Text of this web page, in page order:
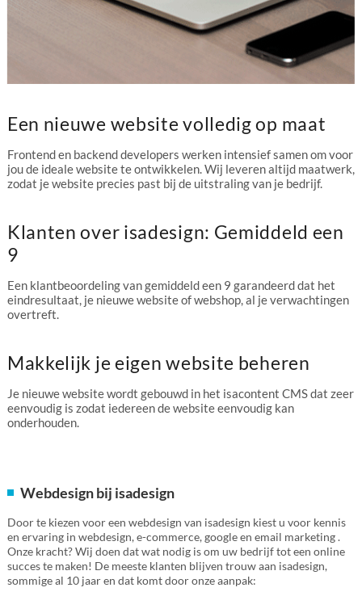
Een nieuwe website volledig op maat
Frontend en backend developers werken intensief samen om voor
jou de ideale website te ontwikkelen. Wij leveren altijd maatwerk,
zodat je website precies past bij de uitstraling van je bedrijf.
Klanten over isadesign: Gemiddeld een
9
Een klantbeoordeling van gemiddeld een 9 garandeerd dat het
eindresultaat, je nieuwe website of webshop, al je verwachtingen
overtreft.
Makkelijk je eigen website beheren
Je nieuwe website wordt gebouwd in het isacontent CMS dat zeer
eenvoudig is zodat iedereen de website eenvoudig kan
onderhouden.
Webdesign bij isadesign
Door te kiezen voor een webdesign van isadesign kiest u voor kennis
en ervaring in webdesign, e-commerce, google en email marketing .
Onze kracht? Wij doen dat wat nodig is om uw bedrijf tot een online
succes te maken! De meeste klanten blijven trouw aan isadesign,
sommige al 10 jaar en dat komt door onze aanpak: